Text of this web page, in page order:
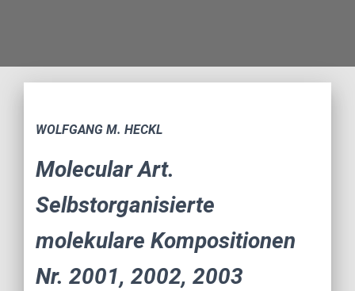
WOLFGANG M. HECKL
Molecular Art.
Selbstorganisierte
molekulare Kompositionen
Nr. 2001, 2002, 2003